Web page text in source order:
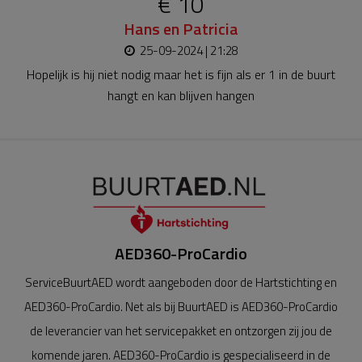
Hans en Patricia
25-09-2024 | 21:28
Hopelijk is hij niet nodig maar het is fijn als er 1 in de buurt
hangt en kan blijven hangen
AED360-ProCardio
ServiceBuurtAED wordt aangeboden door de Hartstichting en
AED360-ProCardio. Net als bij BuurtAED is AED360-ProCardio
de leverancier van het servicepakket en ontzorgen zij jou de
komende jaren. AED360-ProCardio is gespecialiseerd in de